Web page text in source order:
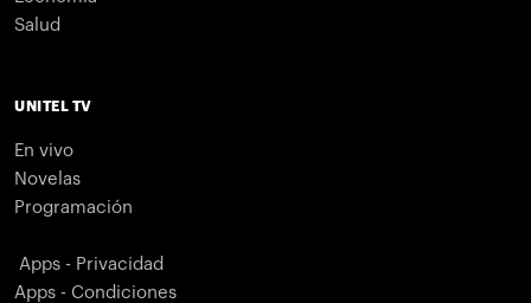
Salud
UNITEL TV
En vivo
Novelas
Programación
Apps - Privacidad
Apps - Condiciones